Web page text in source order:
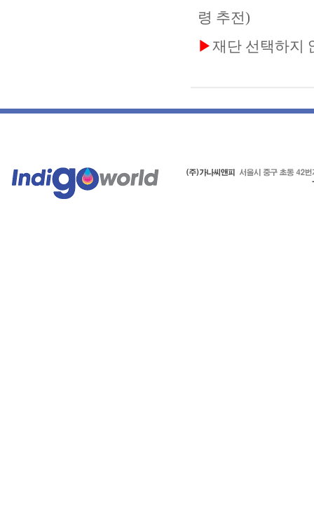
령 추전)
▶재단 선택하지